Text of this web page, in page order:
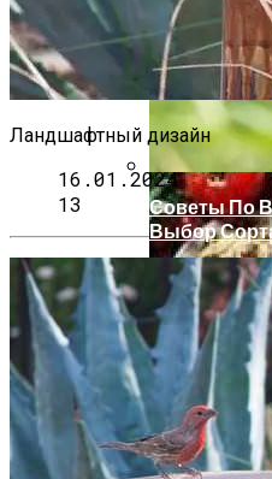
Монтаж
Замера До
Жемчужина
Советы По
Выбор
Ландшафтный дизайн
16.01.2024
13